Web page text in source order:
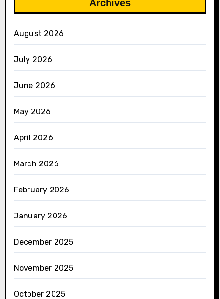
Archives
August 2026
July 2026
June 2026
May 2026
April 2026
March 2026
February 2026
January 2026
December 2025
November 2025
October 2025